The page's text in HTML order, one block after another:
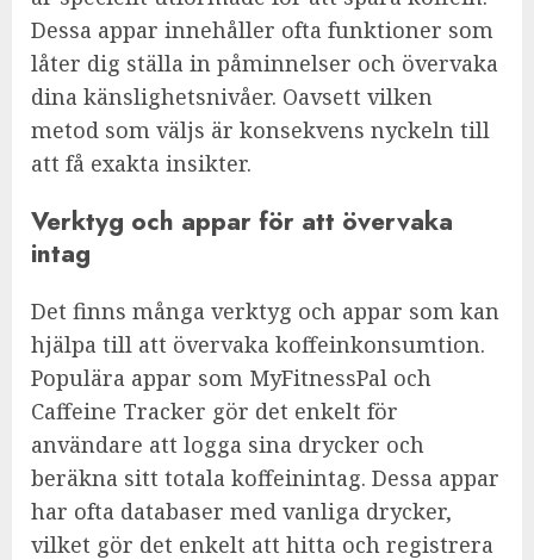
Dessa appar innehåller ofta funktioner som
låter dig ställa in påminnelser och övervaka
dina känslighetsnivåer. Oavsett vilken
metod som väljs är konsekvens nyckeln till
att få exakta insikter.
Verktyg och appar för att övervaka
intag
Det finns många verktyg och appar som kan
hjälpa till att övervaka koffeinkonsumtion.
Populära appar som MyFitnessPal och
Caffeine Tracker gör det enkelt för
användare att logga sina drycker och
beräkna sitt totala koffeinintag. Dessa appar
har ofta databaser med vanliga drycker,
vilket gör det enkelt att hitta och registrera